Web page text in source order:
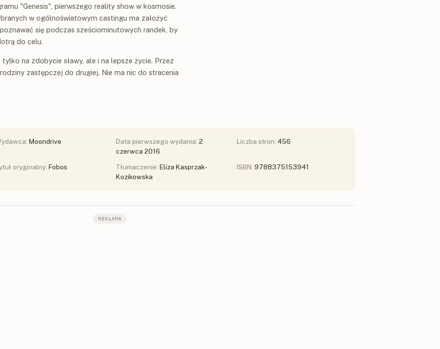
"Genesis", pierwszego reality show w kosmosie.
w ogólnoświatowym castingu ma założyć
się podczas sześciominutowych randek, by
do celu.
na zdobycie sławy, ale i na lepsze życie. Przez
zastępczej do drugiej. Nie ma nic do stracenia
Moondrive Data pierwszego wydania: 2
czerwca 2016
Liczba stron: 456
oryginalny: Fobos Tłumaczenie: Eliza Kasprzak-
Kozikowska
ISBN: 9788375153941
REKLAMA